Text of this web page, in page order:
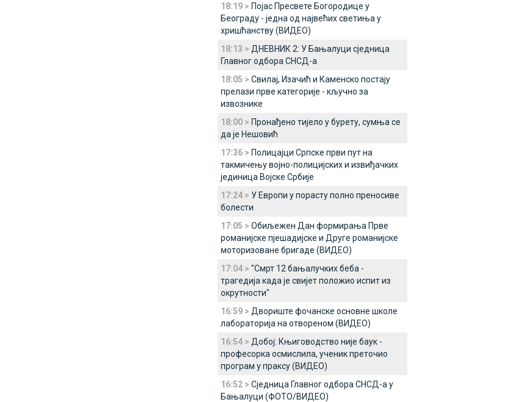
18:19 > Појас Пресвете Богородице у
Београду - једнa од највећих светиња у
хришћанству (ВИДЕО)
18:13 > ДНЕВНИК 2: У Бањалуци сједница
Главног одбора СНСД-а
18:05 > Свилај, Изачић и Каменско постају
прелази прве категорије - кључно за
извознике
18:00 > Пронађено тијело у бурету, сумња се
да је Нешовић
17:36 > Полицајци Српске први пут на
такмичењу војно-полицијских и извиђачких
јединица Војске Србије
17:24 > У Европи у порасту полно преносиве
болести
17:05 > Обиљежен Дан формирања Прве
романијске пјешадијске и Друге романијске
моторизоване бригаде (ВИДЕО)
17:04 > "Смрт 12 бањалучких беба -
трагедија када је свијет положио испит из
окрутности"
16:59 > Двориште фочанске основне школе
лабораторија на отвореном (ВИДЕО)
16:54 > Добој: Књиговодство није баук -
професорка осмислила, ученик преточио
програм у праксу (ВИДЕО)
16:52 > Сједница Главног одбора СНСД-а у
Бањалуци (ФОТО/ВИДЕО)